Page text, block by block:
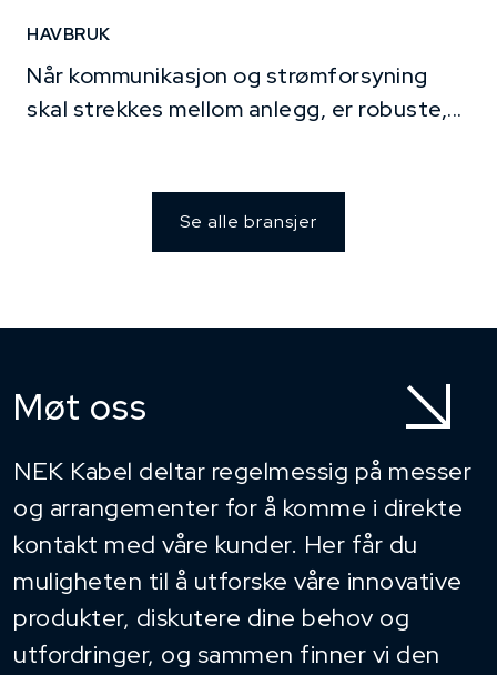
HAVBRUK
Når kommunikasjon og strømforsyning
skal strekkes mellom anlegg, er robuste,...
Se alle bransjer
Møt oss
NEK Kabel deltar regelmessig på messer
og arrangementer for å komme i direkte
kontakt med våre kunder. Her får du
muligheten til å utforske våre innovative
produkter, diskutere dine behov og
utfordringer, og sammen finner vi den